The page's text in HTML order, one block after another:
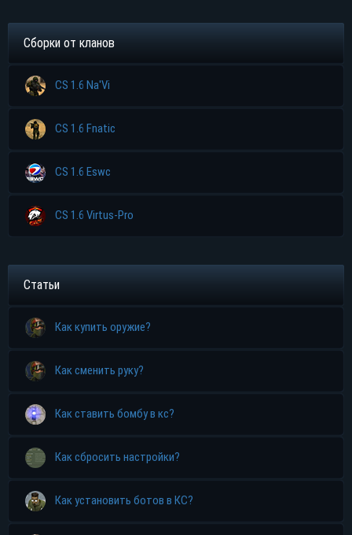
Сборки от кланов
CS 1.6 Na'Vi
CS 1.6 Fnatic
CS 1.6 Eswc
CS 1.6 Virtus-Pro
Статьи
Как купить оружие?
Как сменить руку?
Как ставить бомбу в кс?
Как сбросить настройки?
Как установить ботов в КС?